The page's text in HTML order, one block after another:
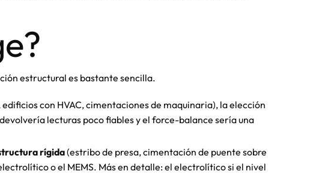
estructural es bastante sencilla.
con HVAC, cimentaciones de maquinaria), la elección
lecturas poco fiables y el force-balance sería una
rígida(estribo de presa, cimentación de puente sobre
o el MEMS. Más en detalle: el electrolítico si el nivel